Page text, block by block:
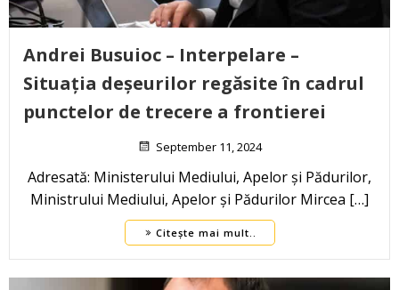
Andrei Busuioc – Interpelare –
Situația deșeurilor regăsite în cadrul
punctelor de trecere a frontierei
September 11, 2024
Adresată: Ministerului Mediului, Apelor și Pădurilor,
Ministrului Mediului, Apelor și Pădurilor Mircea […]
Citește mai mult..